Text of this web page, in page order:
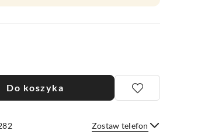
Do koszyka
Zostaw telefon